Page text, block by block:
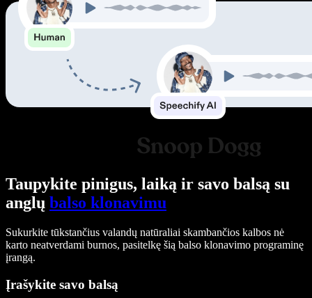
Taupykite pinigus, laiką ir savo balsą su
anglų balso klonavimu
Sukurkite tūkstančius valandų natūraliai skambančios kalbos nė
karto neatverdami burnos, pasitelkę šią balso klonavimo programinę
įrangą.
Įrašykite savo balsą